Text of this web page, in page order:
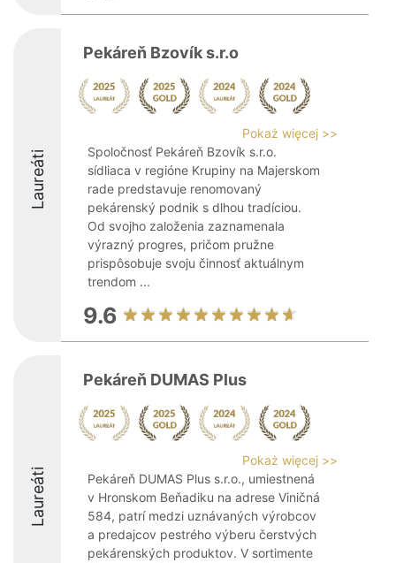
Laureáti
Pekáreň Bzovík s.r.o
Pokaż więcej >>
Spoločnosť Pekáreň Bzovík s.r.o.
sídliaca v regióne Krupiny na Majerskom
rade predstavuje renomovaný
pekárenský podnik s dlhou tradíciou.
Od svojho založenia zaznamenala
výrazný progres, pričom pružne
prispôsobuje svoju činnosť aktuálnym
trendom ...
9.6
Laureáti
Pekáreň DUMAS Plus
Pokaż więcej >>
Pekáreň DUMAS Plus s.r.o., umiestnená
v Hronskom Beňadiku na adrese Viničná
584, patrí medzi uznávaných výrobcov
a predajcov pestrého výberu čerstvých
pekárenských produktov. V sortimente